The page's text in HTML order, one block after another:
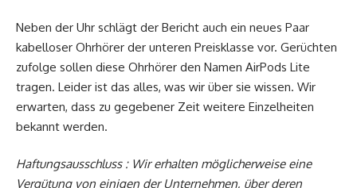
Neben der Uhr schlägt der Bericht auch ein neues Paar
kabelloser Ohrhörer der unteren Preisklasse vor. Gerüchten
zufolge sollen diese Ohrhörer den Namen AirPods Lite
tragen. Leider ist das alles, was wir über sie wissen. Wir
erwarten, dass zu gegebener Zeit weitere Einzelheiten
bekannt werden.
Haftungsausschluss : Wir erhalten möglicherweise eine
Vergütung von einigen der Unternehmen, über deren